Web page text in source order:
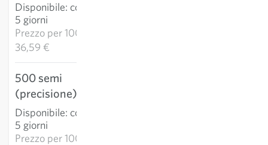
Disponibile: consegna 3-
5 giorni
Prezzo per1000k:
36,59 €
500 semi
(precisione)
Disponibile: consegna 3-
5 giorni
Prezzo per1000k: